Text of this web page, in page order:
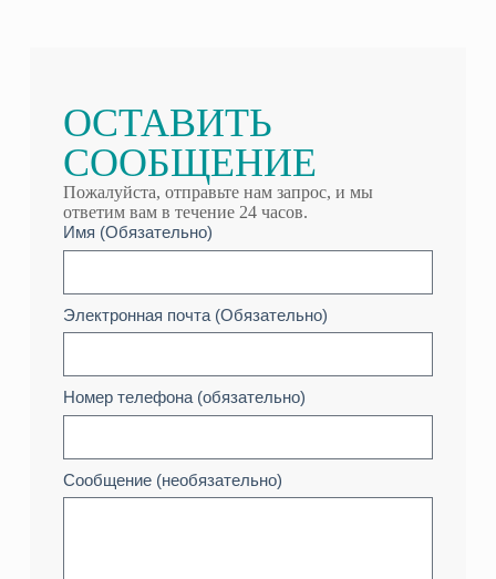
ОСТАВИТЬ
СООБЩЕНИЕ
Пожалуйста, отправьте нам запрос, и мы
ответим вам в течение 24 часов.
Имя (Обязательно)
Электронная почта (Обязательно)
Номер телефона (обязательно)
Сообщение (необязательно)